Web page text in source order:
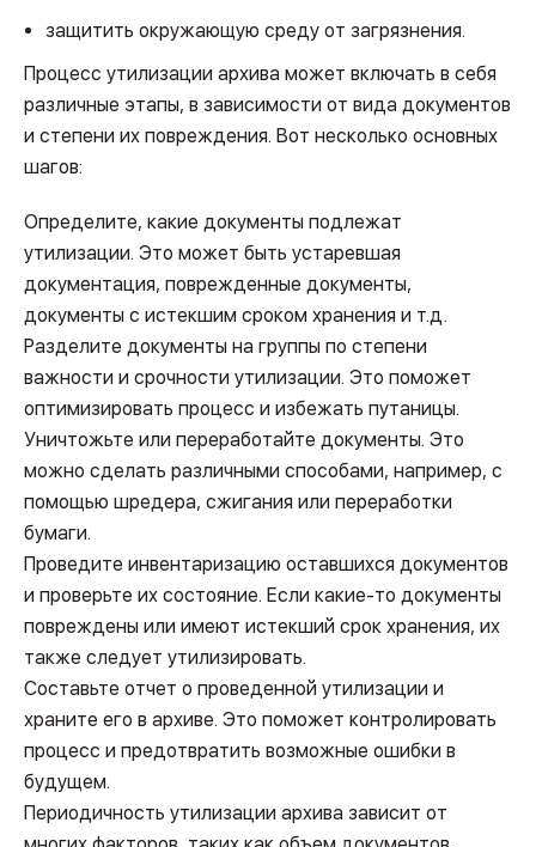
защитить окружающую среду от загрязнения.
Процесс утилизации архива может включать в себя
различные этапы, в зависимости от вида документов
и степени их повреждения. Вот несколько основных
шагов:
Определите, какие документы подлежат
утилизации. Это может быть устаревшая
документация, поврежденные документы,
документы с истекшим сроком хранения и т.д.
Разделите документы на группы по степени
важности и срочности утилизации. Это поможет
оптимизировать процесс и избежать путаницы.
Уничтожьте или переработайте документы. Это
можно сделать различными способами, например, с
помощью шредера, сжигания или переработки
бумаги.
Проведите инвентаризацию оставшихся документов
и проверьте их состояние. Если какие-то документы
повреждены или имеют истекший срок хранения, их
также следует утилизировать.
Составьте отчет о проведенной утилизации и
храните его в архиве. Это поможет контролировать
процесс и предотвратить возможные ошибки в
будущем.
Периодичность утилизации архива зависит от